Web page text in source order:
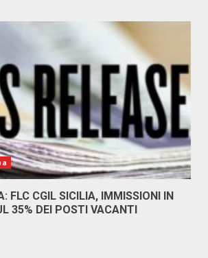
FLC CGIL SICILIA, IMMISSIONI IN
35% DEI POSTI VACANTI